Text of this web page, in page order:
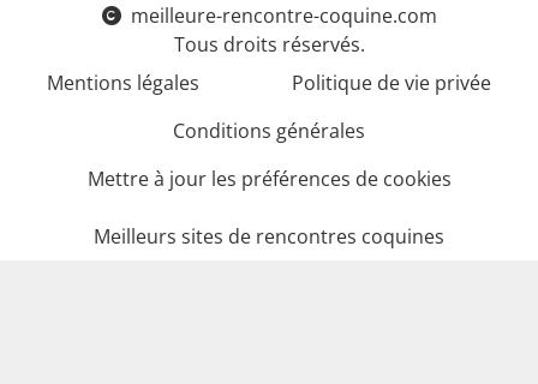
meilleure-rencontre-coquine.com
Tous droits réservés.
Mentions légales
Politique de vie privée
Conditions générales
Mettre à jour les préférences de cookies
Meilleurs sites de rencontres coquines